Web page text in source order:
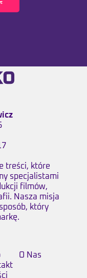
treści, które
specjalistami
filmów,
Nasza misja
który
O Nas